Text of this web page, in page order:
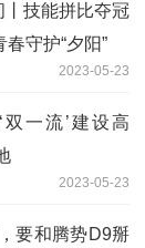
丨技能拼比夺冠
守护“夕阳”
2023-05-23
一流’建设高
2023-05-23
要和腾势D9掰